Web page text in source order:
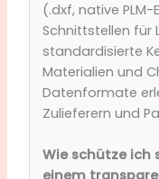
(.dxf, native
Schnittstellen für
standardisierte
Materialien und
Datenformate
Zulieferern und
Wie schütze ich